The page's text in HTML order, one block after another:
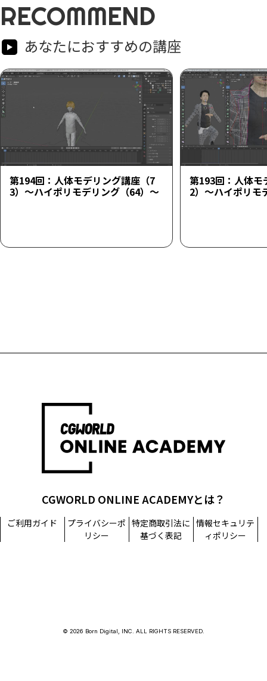
RECOMMEND
あなたにおすすめの講座
第194回：人体モデリング講座（7
3）～ハイポリモデリング（64）～
第193回：人体モ
2）～ハイポリモ
CGWORLD ONLINE ACADEMYとは？
ご利用ガイド
プライバシーポ
リシー
特定商取引法に
基づく表記
情報セキュリテ
ィポリシー
© 2026 Born Digital, INC. ALL RIGHTS RESERVED.